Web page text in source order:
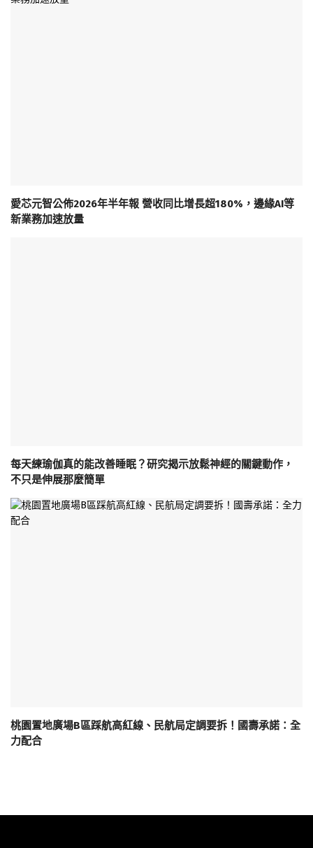
愛芯元智公佈2026年半年報 營收同比增長超180%，邊緣AI等
新業務加速放量
每天練瑜伽真的能改善睡眠？研究揭示放鬆神經的關鍵動作，
不只是伸展那麼簡單
桃園置地廣場B區踩航高紅線、民航局定調要拆！國壽承諾：全
力配合